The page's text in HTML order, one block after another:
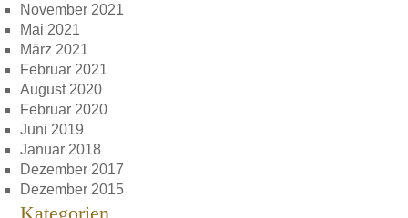
November 2021
Mai 2021
März 2021
Februar 2021
August 2020
Februar 2020
Juni 2019
Januar 2018
Dezember 2017
Dezember 2015
Kategorien